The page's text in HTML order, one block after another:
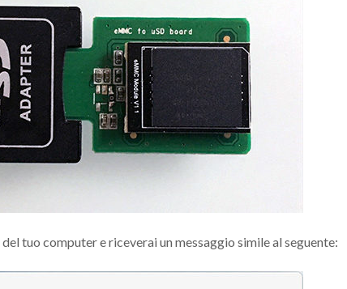
tuo computer e riceverai un messaggio simile al seguente: